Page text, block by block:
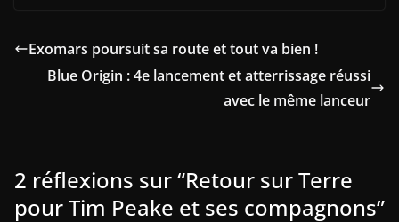
Exomars poursuit sa route et tout va bien !
Blue Origin : 4e lancement et atterrissage réussi
avec le même lanceur
2 réflexions sur “Retour sur Terre
pour Tim Peake et ses compagnons”